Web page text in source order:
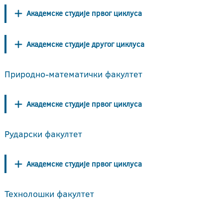
Академске студије првог циклуса
Академске студије другог циклуса
Природно-математички факултет
Академске студије првог циклуса
Рударски факултет
Академске студије првог циклуса
Технолошки факултет